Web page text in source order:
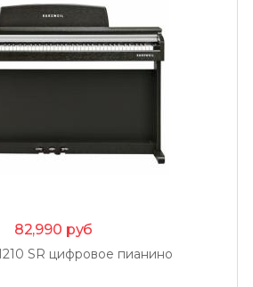
82,990 руб
SR цифровое пианино